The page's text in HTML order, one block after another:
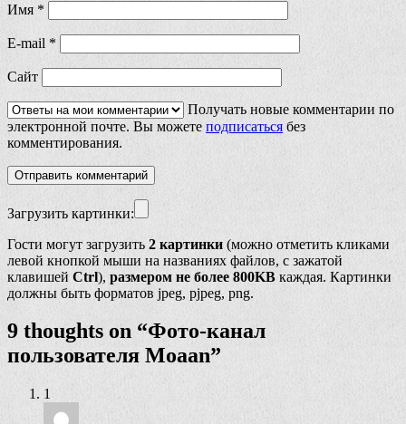
Имя *
E-mail *
Сайт
Получать новые комментарии по
электронной почте. Вы можете подписаться без
комментирования.
Загрузить картинки:
Гости могут загрузить 2 картинки (можно отметить кликами
левой кнопкой мыши на названиях файлов, с зажатой
клавишей Ctrl), размером не более 800KB каждая. Картинки
должны быть форматов jpeg, pjpeg, png.
9 thoughts on “Фото-канал
пользователя Moaan”
1